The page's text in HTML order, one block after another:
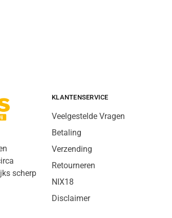
scherp
KLANTENSERVICE
Veelgestelde Vragen
Betaling
Verzending
Retourneren
NIX18
Disclaimer